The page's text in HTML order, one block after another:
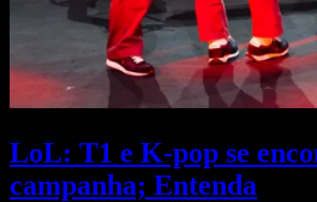
LoL: T1 e K-pop se
campanha; Entenda